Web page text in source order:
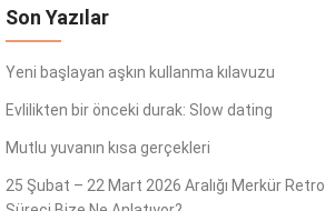
Son Yazılar
Yeni başlayan aşkın kullanma kılavuzu
Evlilikten bir önceki durak: Slow dating
Mutlu yuvanın kısa gerçekleri
25 Şubat – 22 Mart 2026 Aralığı Merkür Retro